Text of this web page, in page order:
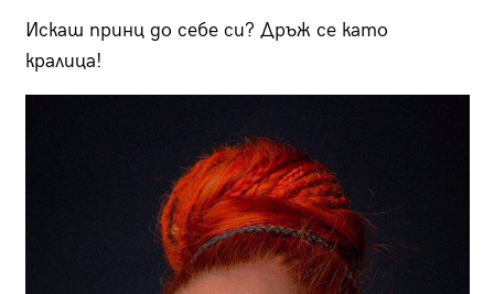
Искаш принц до себе си? Дръж се като
кралица!